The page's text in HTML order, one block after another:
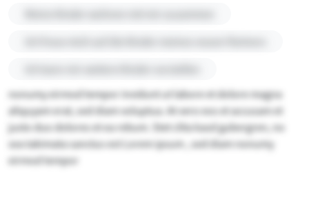
nonumy eirmod tempor invidunt ut labore et dolore magna
aliquyam erat, sed diam voluptua. At vero eos et accusam et
justo duo dolores et ea rebum. Stet clita kasd gubergren, no
sea takimata sanctus est Lorem ipsum , sed diam nonumy
eirmod tempor